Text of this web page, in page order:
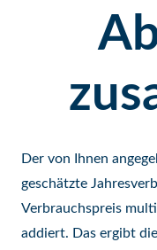
Der von Ihnen
geschätzte
Verbrauchspreis
addiert. Das ergibt